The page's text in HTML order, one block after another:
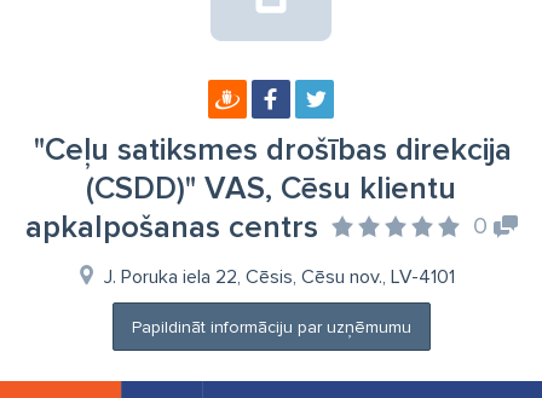
"Ceļu satiksmes drošības direkcija
(CSDD)" VAS, Cēsu klientu
apkalpošanas centrs
0
J. Poruka iela 22, Cēsis, Cēsu nov., LV-4101
Papildināt informāciju par uzņēmumu